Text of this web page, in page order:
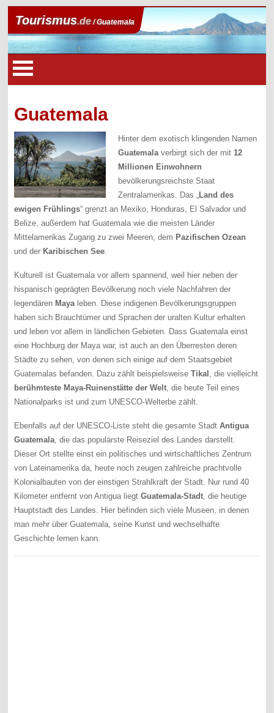
Tourismus.de/ Guatemala
Guatemala
Hinter dem exotisch klingenden Namen
Guatemala verbirgt sich der mit 12
Millionen Einwohnern
bevölkerungsreichste Staat
Zentralamerikas. Das „
Land des
ewigen Frühlings“ grenzt an Mexiko, Honduras, El Salvador und
Belize, außerdem hat Guatemala wie die meisten Länder
Mittelamerikas Zugang zu zwei Meeren, dem Pazifischen Ozean
und der Karibischen See
Kulturell ist Guatemala vor allem spannend, weil hier neben der
hispanisch geprägten Bevölkerung noch viele Nachfahren der
legendären Mayaleben. Diese indigenen Bevölkerungsgruppen
haben sich Brauchtümer und Sprachen der uralten Kultur erhalten
und leben vor allem in ländlichen Gebieten. Dass Guatemala einst
eine Hochburg der Maya war, ist auch an den Überresten deren
Städte zu sehen, von denen sich einige auf dem Staatsgebiet
Guatemalas befanden. Dazu zählt beispielsweiseTikal , die vielleicht
berühmteste Maya-Ruinenstätte der Welt, die heute Teil eines
Nationalparks ist und zum UNESCO-Welterbe zählt.
Ebenfalls auf der UNESCO-Liste steht die gesamte StadtAntigua
Guatemala, die das populärste Reiseziel des Landes darstellt.
Dieser Ort stellte einst ein politisches und wirtschaftliches Zentrum
von Lateinamerika da, heute noch zeugen zahlreiche prachtvolle
Kolonialbauten von der einstigen Strahlkraft der Stadt. Nur rund 40
Kilometer entfernt von Antigua liegtGuatemala-Stadt, die heutige
Hauptstadt des Landes. Hier befinden sich viele Museen, in denen
man mehr über Guatemala, seine Kunst und wechselhafte
Geschichte lernen kann.